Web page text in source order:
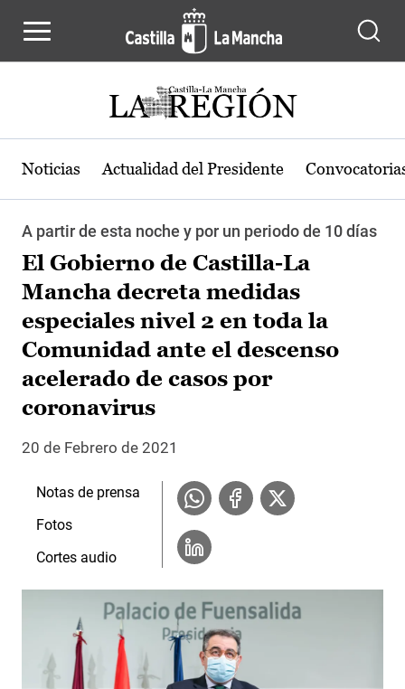
Noticias Actualidad del Presidente
A partir de esta noche y por un periodo de 10 días
El Gobierno de Castilla-La
Mancha decreta medidas
especiales nivel 2 en toda la
Comunidad ante el descenso
acelerado de casos por
coronavirus
20 de Febrero de 2021
Notas de prensa
Fotos
Cortes audio